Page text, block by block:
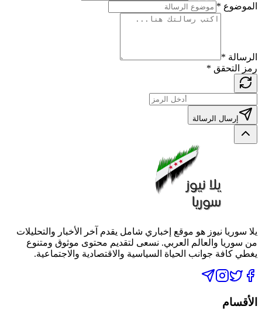
الموضوع *
الرسالة *
رمز التحقق *
إرسال الرسالة
يلا سوريا نيوز هو موقع إخباري شامل يقدم آخر الأخبار والتحليلات
من سوريا والعالم العربي. نسعى لتقديم محتوى موثوق ومتنوع
يغطي كافة جوانب الحياة السياسية والاقتصادية والاجتماعية.
الأقسام